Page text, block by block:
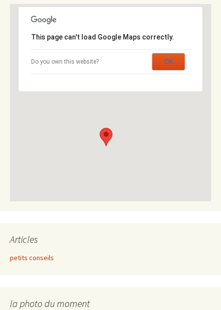
This page can't load Google Maps correctly.
Do you own this website? OK
Articles
petits conseils
la photo du moment